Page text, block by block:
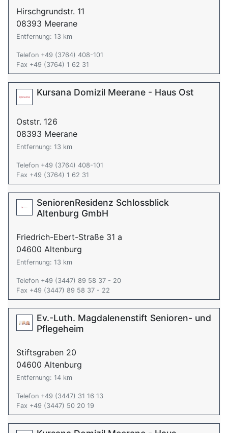
Hirschgrundstr. 11
08393 Meerane
Entfernung: 13 km
Telefon +49 (3764) 408-101
Fax +49 (3764) 1 62 31
Kursana Domizil Meerane - Haus Ost
Oststr. 126
08393 Meerane
Entfernung: 13 km
Telefon +49 (3764) 408-101
Fax +49 (3764) 1 62 31
SeniorenResidenz Schlossblick
Altenburg GmbH
Friedrich-Ebert-Straße 31 a
04600 Altenburg
Entfernung: 13 km
Telefon +49 (3447) 89 58 37 - 20
Fax +49 (3447) 89 58 37 - 22
Ev.-Luth. Magdalenenstift Senioren- und
Pflegeheim
Stiftsgraben 20
04600 Altenburg
Entfernung: 14 km
Telefon +49 (3447) 31 16 13
Fax +49 (3447) 50 20 19